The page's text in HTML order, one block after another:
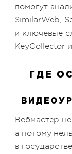
помогут
SimilarWeb,
и ключевые
КеуCollector
ГДЕ
Вебмастер
а потому
в